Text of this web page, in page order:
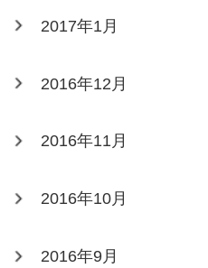
2017年1月
2016年12月
2016年11月
2016年10月
2016年9月